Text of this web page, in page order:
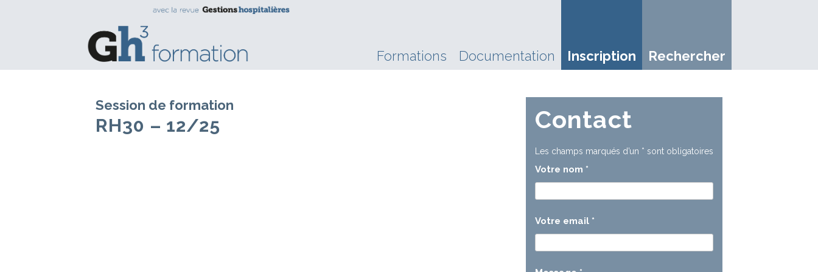
Formations Documentation Inscription Rechercher
Session de formation
RH30 – 12/25 Contact
Les champs marqués d’un * sont obligatoires
Votre nom *
Votre email *